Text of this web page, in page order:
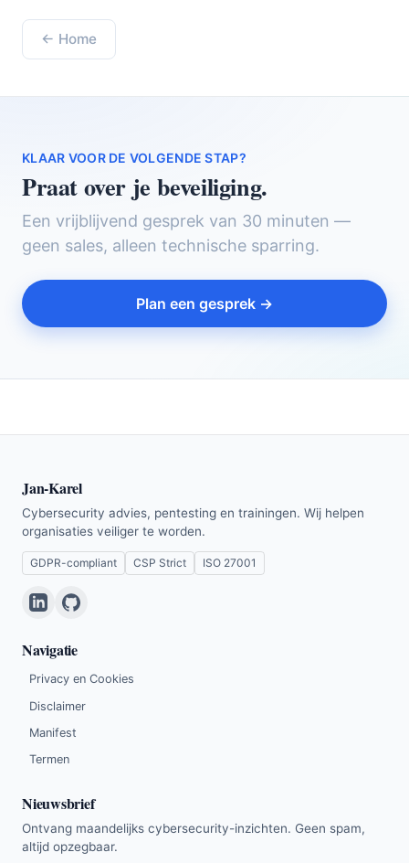
← Home
KLAAR VOOR DE VOLGENDE STAP?
Praat over je beveiliging.
Een vrijblijvend gesprek van 30 minuten —
geen sales, alleen technische sparring.
Plan een gesprek →
Jan-Karel
Cybersecurity advies, pentesting en trainingen. Wij helpen
organisaties veiliger te worden.
GDPR-compliant CSP Strict ISO 27001
Navigatie
Privacy en Cookies
Disclaimer
Manifest
Termen
Nieuwsbrief
Ontvang maandelijks cybersecurity-inzichten. Geen spam,
altijd opzegbaar.